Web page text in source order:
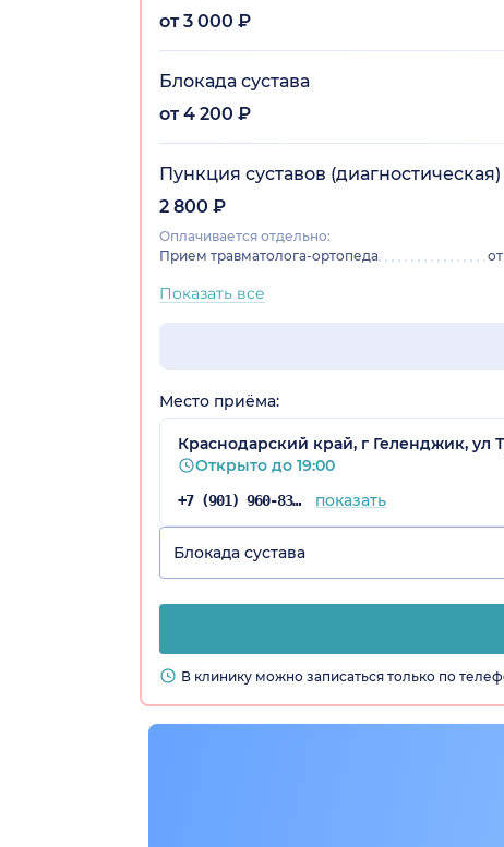
от 3 000 ₽
Блокада сустава
от 4 200 ₽
Пункция суставов (диагностическая)
2 800 ₽
Оплачивается отдельно:
Прием травматолога-ортопеда
Показать все
Место приёма:
Краснодарский край, г Геленджик, ул
Открыто до 19:00
+7 (901) 960-83-91 показать
Блокада сустава
В клинику можно записаться только по